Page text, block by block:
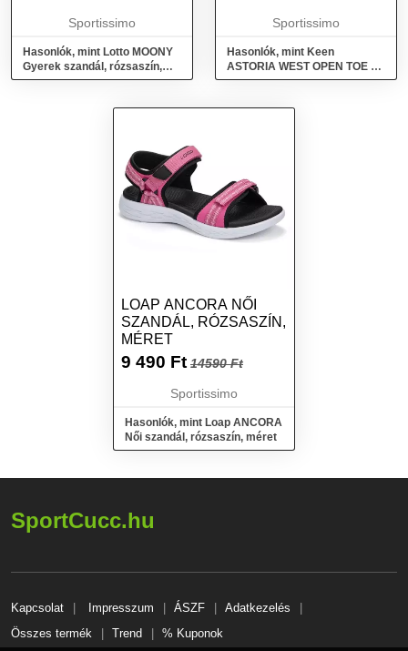
Sportissimo
Hasonlók, mint Lotto MOONY
Gyerek szandál, rózsaszín,
méret
Sportissimo
Hasonlók, mint Keen
ASTORIA WEST OPEN TOE W
Női szandál, szürke, méret
LOAP ANCORA NŐI
SZANDÁL, RÓZSASZÍN,
MÉRET
9 490 Ft 14590 Ft
Sportissimo
Hasonlók, mint Loap ANCORA
Női szandál, rózsaszín, méret
SportCucc.hu
Kapcsolat Impresszum ÁSZF
Adatkezelés
Összes termék
Trend % Kuponok